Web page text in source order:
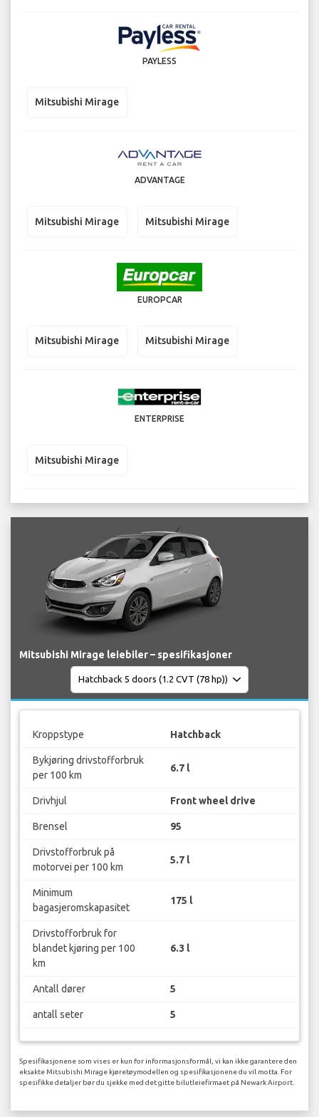
PAYLESS
Mitsubishi Mirage
ADVANTAGE
Mitsubishi Mirage Mitsubishi Mirage
EUROPCAR
Mitsubishi Mirage Mitsubishi Mirage
ENTERPRISE
Mitsubishi Mirage
Mitsubishi Mirage leiebiler – spesifikasjoner
Kroppstype Hatchback
Bykjøring drivstofforbruk
per 100 km
6.7 l
Drivhjul Front wheel drive
Brensel 95
Drivstofforbruk på
motorvei per 100 km
5.7 l
Minimum
bagasjeromskapasitet
175 l
Drivstofforbruk for
blandet kjøring per 100
km
6.3 l
Antall dører 5
antall seter 5
Spesifikasjonene som vises er kun for informasjonsformål, vi kan ikke garantere den
eksakte Mitsubishi Mirage kjøretøymodellen og spesifikasjonene du vil motta. For
spesifikke detaljer bør du sjekke med det gitte bilutleiefirmaet på Newark Airport.